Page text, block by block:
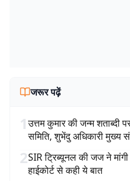
जरूर पढ़ें
1उत्तम कुमार की जन्म शताब्दी
समिति, शुभेंदु अधिकारी मुख्य
2SIR ट्रिब्यूनल की जज ने मांगी
हाईकोर्ट से कही ये बात